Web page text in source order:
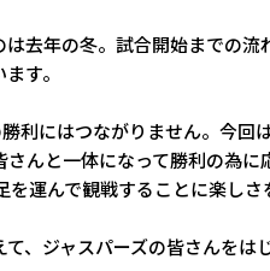
去年の冬。試合開始までの
す。
にはつながりません。今回
んと一体になって勝利の為に
運んで観戦することに楽しさ
、ジャスパーズの皆さんを